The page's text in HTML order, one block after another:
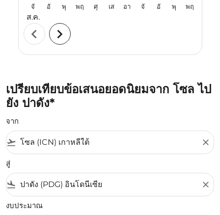
จั
ส.ค.
อั พุ พฤ ศุ เส อา จั อั พุ พฤ
chevron_left chevron_right
เปรียบเทียบข้อเสนอยอดนิยมจาก โซล ไป
ยัง ปาดัง*
จาก
flight_takeoff close
สู่
flight_land close
งบประมาณ